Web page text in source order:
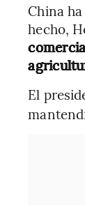
China
hecho,
El